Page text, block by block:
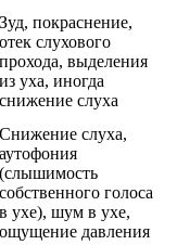
Зуд, покраснение,
отек слухового
прохода, выделения
из уха, иногда
снижение слуха
Снижение слуха,
аутофония
(слышимость
собственного голоса
в ухе), шум в ухе,
ощущение давления